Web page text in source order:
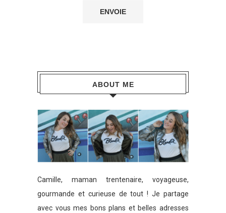
ABOUT ME
Camille, maman trentenaire, voyageuse,
gourmande et curieuse de tout ! Je partage
avec vous mes bons plans et belles adresses